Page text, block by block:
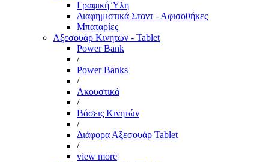
Γραφική Ύλη
Διαφημιστικά Σταντ - Αφισοθήκες
Μπαταρίες
Αξεσουάρ Κινητών - Tablet
Power Bank
/
Power Banks
/
Ακουστικά
/
Βάσεις Κινητών
/
Διάφορα Αξεσουάρ Tablet
/
view more